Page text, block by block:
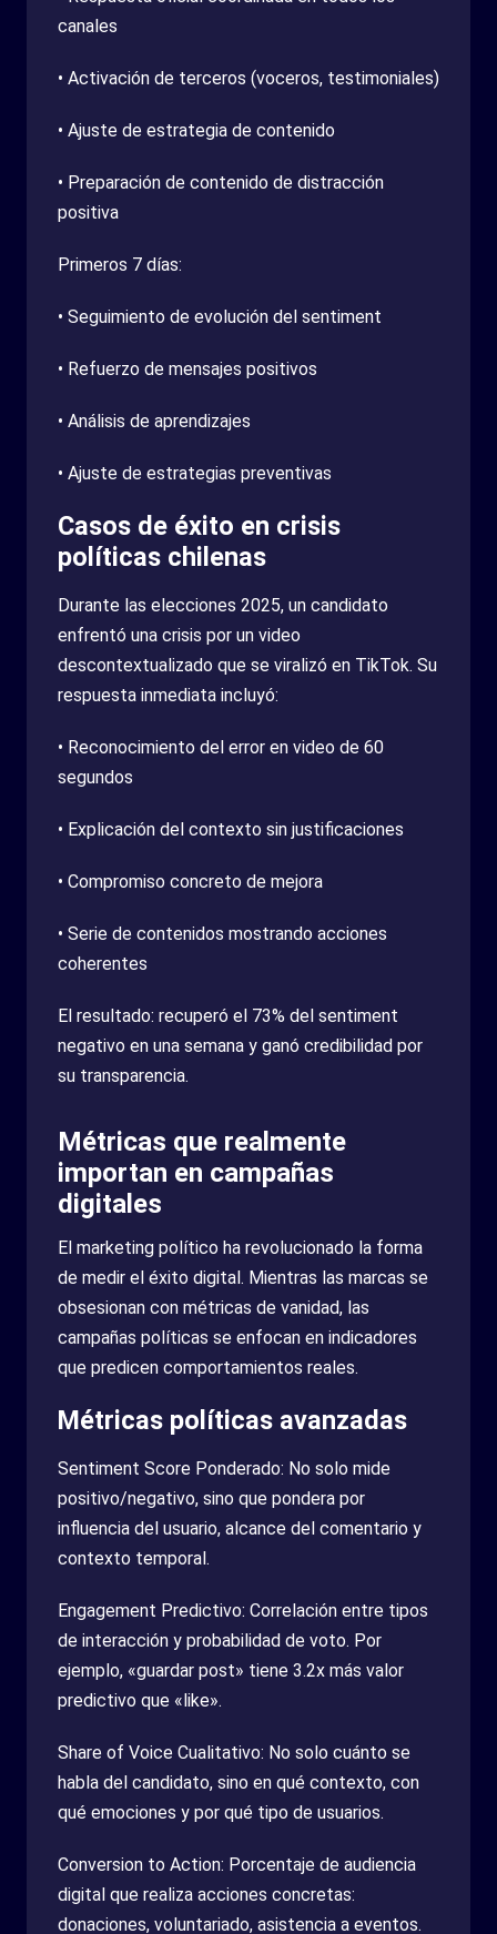
canales
• Activación de terceros (voceros, testimoniales)
• Ajuste de estrategia de contenido
• Preparación de contenido de distracción
positiva
Primeros 7 días:
• Seguimiento de evolución del sentiment
• Refuerzo de mensajes positivos
• Análisis de aprendizajes
• Ajuste de estrategias preventivas
Casos de éxito en crisis
políticas chilenas
Durante las elecciones 2025, un candidato
enfrentó una crisis por un video
descontextualizado que se viralizó en TikTok. Su
respuesta inmediata incluyó:
• Reconocimiento del error en video de 60
segundos
• Explicación del contexto sin justificaciones
• Compromiso concreto de mejora
• Serie de contenidos mostrando acciones
coherentes
El resultado: recuperó el 73% del sentiment
negativo en una semana y ganó credibilidad por
su transparencia.
Métricas que realmente
importan en campañas
digitales
El marketing político ha revolucionado la forma
de medir el éxito digital. Mientras las marcas se
obsesionan con métricas de vanidad, las
campañas políticas se enfocan en indicadores
que predicen comportamientos reales.
Métricas políticas avanzadas
Sentiment Score Ponderado: No solo mide
positivo/negativo, sino que pondera por
influencia del usuario, alcance del comentario y
contexto temporal.
Engagement Predictivo: Correlación entre tipos
de interacción y probabilidad de voto. Por
ejemplo, «guardar post» tiene 3.2x más valor
predictivo que «like».
Share of Voice Cualitativo: No solo cuánto se
habla del candidato, sino en qué contexto, con
qué emociones y por qué tipo de usuarios.
Conversion to Action: Porcentaje de audiencia
digital que realiza acciones concretas:
donaciones, voluntariado, asistencia a eventos.